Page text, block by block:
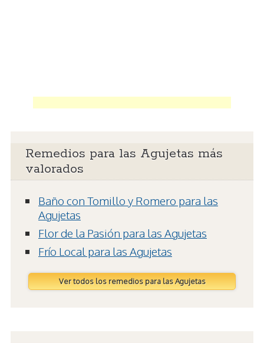
Remedios para las Agujetas más
valorados
Baño con Tomillo y Romero para las
Agujetas
Flor de la Pasión para las Agujetas
Frío Local para las Agujetas
Ver todos los remedios para las Agujetas